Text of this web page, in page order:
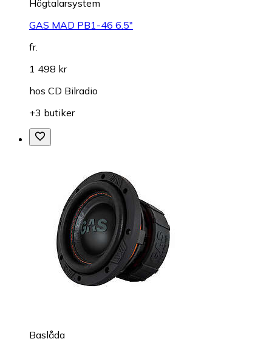
Högtalarsystem
GAS MAD PB1-46 6.5"
fr.
1 498 kr
hos CD Bilradio
+3 butiker
Baslåda